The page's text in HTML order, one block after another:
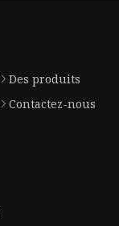
Des produits
Contactez-nous